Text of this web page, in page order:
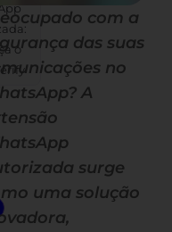
o
com a
das suas
no
A
surge
uma solução